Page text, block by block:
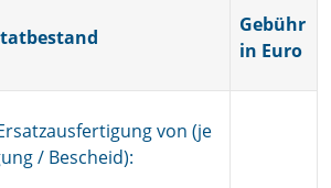
Gebühr
in Euro
von (je
/ Bescheid):